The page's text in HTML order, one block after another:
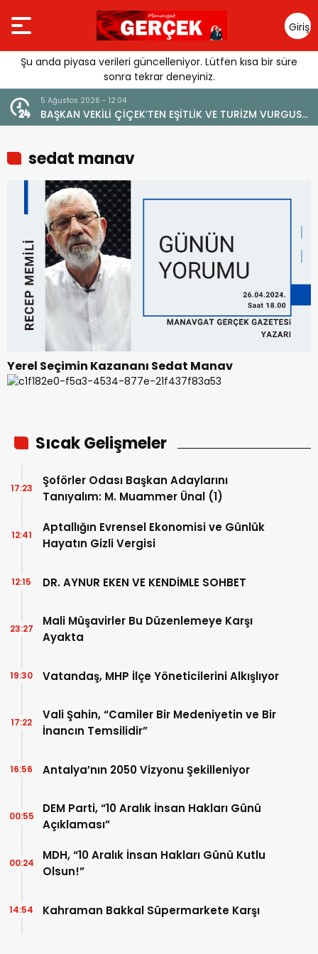
Giriş
Yap
Şu anda piyasa verileri güncelleniyor. Lütfen kısa bir süre
sonra tekrar deneyiniz.
5 Ağustos 2026 - 12:04
BAŞKAN VEKİLİ ÇİÇEK’TEN EŞİTLİK VE TURİZM VURGUSU:
“MANAVGAT’IN MARKA DEĞERİNE ZARAR VERİLMEMELİ”
sedat manav
Yerel Seçimin Kazananı Sedat Manav
Sıcak Gelişmeler
Şoförler Odası Başkan Adaylarını
Tanıyalım: M. Muammer Ünal (1)
17:23
Aptallığın Evrensel Ekonomisi ve Günlük
Hayatın Gizli Vergisi
12:41
DR. AYNUR EKEN VE KENDİMLE SOHBET
12:15
Mali Müşavirler Bu Düzenlemeye Karşı
Ayakta
23:27
Vatandaş, MHP İlçe Yöneticilerini Alkışlıyor
19:30
Vali Şahin, “Camiler Bir Medeniyetin ve Bir
İnancın Temsilidir”
17:22
Antalya’nın 2050 Vizyonu Şekilleniyor
16:56
DEM Parti, “10 Aralık İnsan Hakları Günü
Açıklaması”
00:55
MDH, “10 Aralık İnsan Hakları Günü Kutlu
Olsun!”
00:24
Kahraman Bakkal Süpermarkete Karşı
14:54